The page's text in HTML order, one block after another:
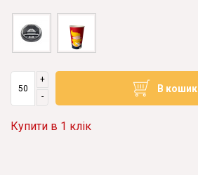
+
-
В кошик
Купити в 1 клік